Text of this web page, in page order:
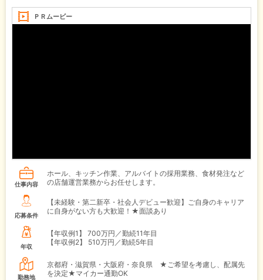
ＰＲムービー
仕事内容
ホール、キッチン作業、アルバイトの採用業務、食材発注など
の店舗運営業務からお任せします。
応募条件
【未経験・第二新卒・社会人デビュー歓迎】ご自身のキャリア
に自身がない方も大歓迎！★面談あり
年収
【年収例1】
700万円／勤続11年目
【年収例2】
510万円／勤続5年目
勤務地
京都府・滋賀県・大阪府・奈良県 ★ご希望を考慮し、配属先
を決定★マイカー通勤OK